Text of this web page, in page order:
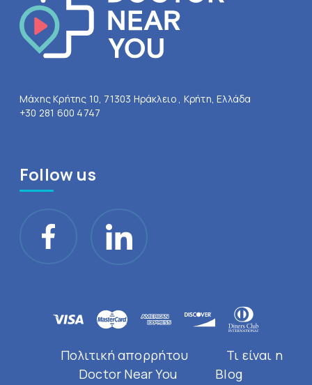
Μάχης Κρήτης 10, 71303 Ηράκλειο , Κρήτη, Ελλάδα
+30 281 600 4747
Follow us
Πολιτική απορρήτου
Τι είναι η
Doctor Near You
Blog